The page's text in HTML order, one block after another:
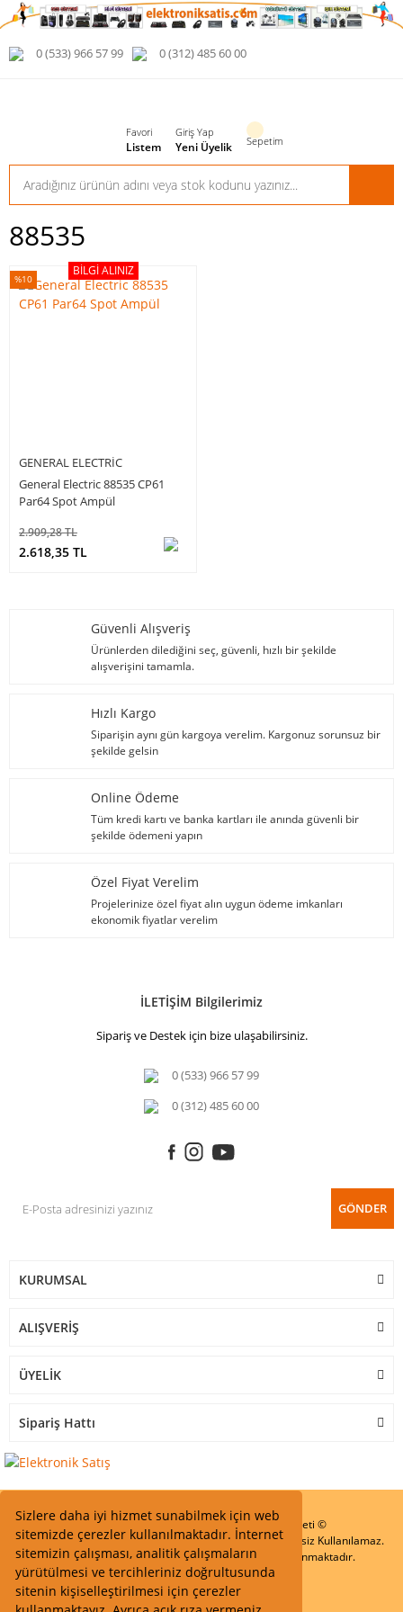
Sizlere daha iyi hizmet sunabilmek için web
sitemizde çerezler kullanılmaktadır. İnternet
sitemizin çalışması, analitik çalışmaların
yürütülmesi ve tercihleriniz doğrultusunda
sitenin kişiselleştirilmesi için çerezler
0 (533) 966 57 99 0 (312) 485 60 00
Favori
Listem
Giriş Yap
Yeni Üyelik Sepetim
88535
BILGI ALINIZ
GENERAL ELECTRIC
General Electric 88535 CP61
Par64 Spot Ampül
%10
2.909,28 TL
2.618,35 TL
Güvenli Alışveriş
Ürünlerden dilediğini seç, güvenli, hızlı bir şekilde
alışverişini tamamla.
Hızlı Kargo
Siparişin aynı gün kargoya verelim. Kargonuz sorunsuz bir
şekilde gelsin
Online Ödeme
Tüm kredi kartı ve banka kartları ile anında güvenli bir
şekilde ödemeni yapın
Özel Fiyat Verelim
Projelerinize özel fiyat alın uygun ödeme imkanları
ekonomik fiyatlar verelim
İLETİŞİM Bilgilerimiz
Sipariş ve Destek için bize ulaşabilirsiniz.
0 (533) 966 57 99
0 (312) 485 60 00
GÖNDER
KURUMSAL
ALIŞVERİŞ
ÜYELİK
Sipariş Hattı
Start Elektronik Sanayi ve Ticaret Limited Şirketi ©
Resimler Yazılar ve İçeriklerin Tüm hakları saklıdır ve İzinsiz Kullanılamaz.
Kredi kartı bilgileriniz 256bit SSL Sertifikası ile Korunmaktadır.